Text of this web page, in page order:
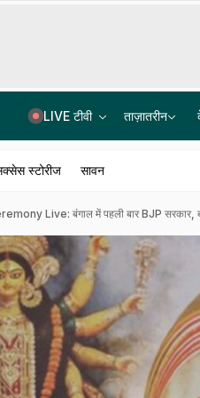
LIVE टीवी ताज़ातरीन
स्टोरीज सावन
Live: बंगाल में पहली बार BJP सरकार,